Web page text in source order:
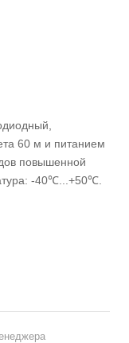
60 м и питанием
повышенной
-40℃...+50℃.